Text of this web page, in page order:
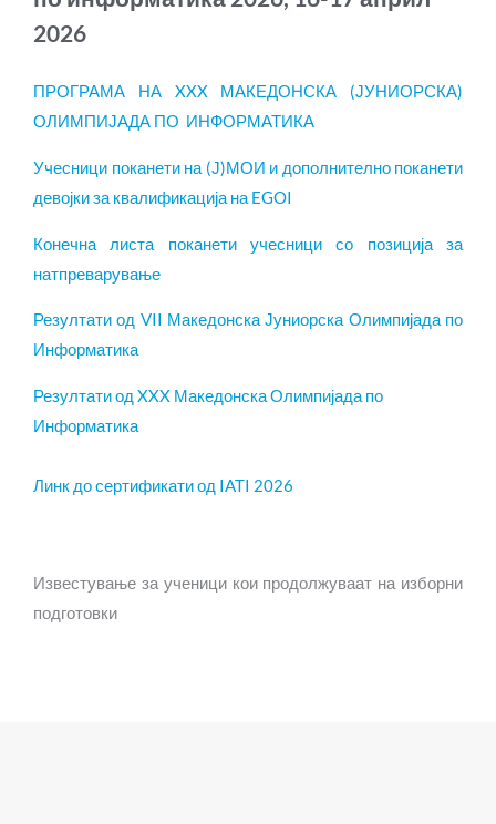
2026
ПРОГРАМА НА XXX МАКЕДОНСКА (ЈУНИОРСКА)
ОЛИМПИЈАДА ПО ИНФОРМАТИКА
Учесници поканети на (Ј)МОИ и дополнително поканети
девојки за квалификација на EGOI
Конечна листа поканети учесници со позиција за
натпреварување
Резултати од VII Македонска Јуниорска Олимпијада по
Информатика
Резултати од XXX Македонска Олимпијада по
Информатика
Линк до сертификати од IATI 2026
Известување за ученици кои продолжуваат на изборни
подготовки